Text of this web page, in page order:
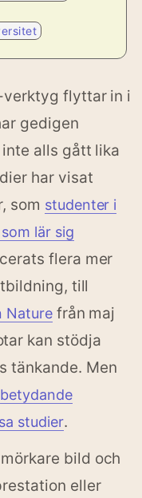
verktyg flyttar in i
gedigen
alls gått lika
har visat
som studenter i
lär sig
flera mer
till
Naturefrån maj
kan stödja
tänkande. Men
betydande
studier.
bild och
eller